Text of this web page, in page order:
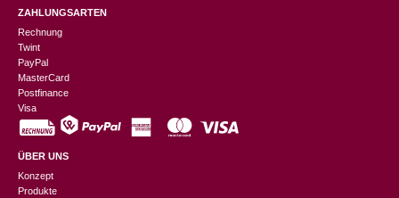
ZAHLUNGSARTEN
Rechnung
Twint
PayPal
MasterCard
Postfinance
Visa
ÜBER UNS
Konzept
Produkte